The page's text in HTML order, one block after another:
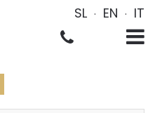
SL EN IT